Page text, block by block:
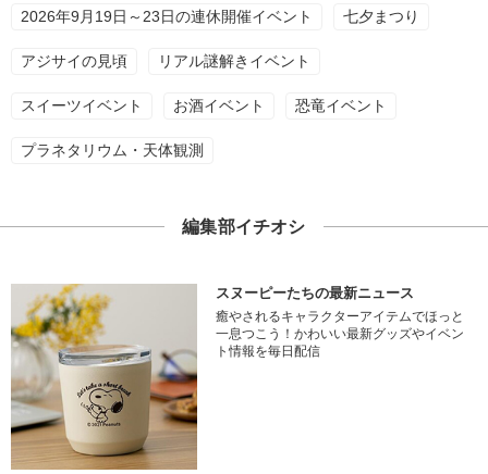
2026年9月19日～23日の連休開催イベント 七夕まつり
アジサイの見頃 リアル謎解きイベント
スイーツイベント お酒イベント 恐竜イベント
プラネタリウム・天体観測
編集部イチオシ
スヌーピーたちの最新ニュース
癒やされるキャラクターアイテムでほっと
一息つこう！かわいい最新グッズやイベン
ト情報を毎日配信